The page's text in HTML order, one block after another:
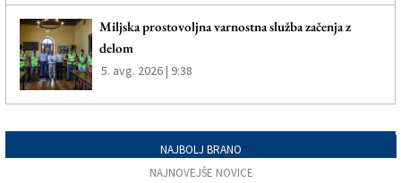
Miljska prostovoljna varnostna služba začenja z
delom
5. avg. 2026 | 9:38
NAJBOLJ BRANO
NAJNOVEJŠE NOVICE